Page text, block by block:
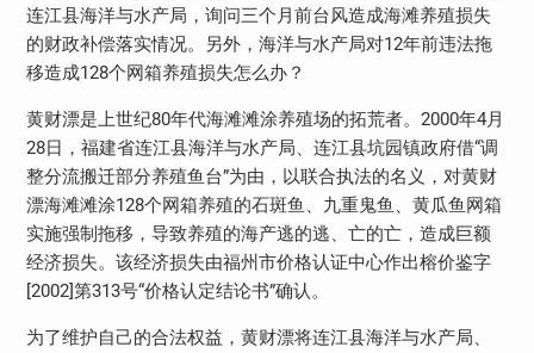
连江县海洋与水产局，询问三个月前台风造成海滩养殖损失
的财政补偿落实情况。另外，海洋与水产局对12年前违法拖
移造成128个网箱养殖损失怎么办？
黄财漂是上世纪80年代海滩滩涂养殖场的拓荒者。2000年4月
28日，福建省连江县海洋与水产局、连江县坑园镇政府借“调
整分流搬迁部分养殖鱼台”为由，以联合执法的名义，对黄财
漂海滩滩涂128个网箱养殖的石斑鱼、九重鬼鱼、黄瓜鱼网箱
实施强制拖移，导致养殖的海产逃的逃、亡的亡，造成巨额
经济损失。该经济损失由福州市价格认证中心作出榕价鉴字
[2002]第313号“价格认定结论书”确认。
为了维护自己的合法权益，黄财漂将连江县海洋与水产局、